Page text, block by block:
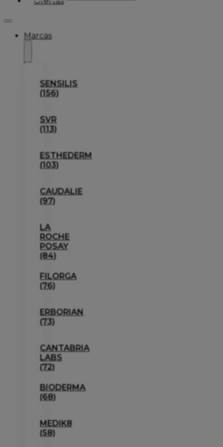
Marcas
SENSILIS
(156)
SVR
(113)
ESTHEDERM
(103)
CAUDALIE
(97)
LA
ROCHE
POSAY
(84)
FILORGA
(76)
ERBORIAN
(73)
CANTABRIA
LABS
(72)
BIODERMA
(68)
MEDIK8
(58)